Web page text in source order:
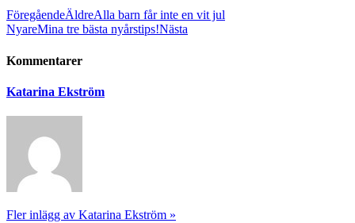
FöregåendeÄldreAlla barn får inte en vit jul
NyareMina tre bästa nyårstips!Nästa
Kommentarer
Katarina Ekström
Fler inlägg av Katarina Ekström »